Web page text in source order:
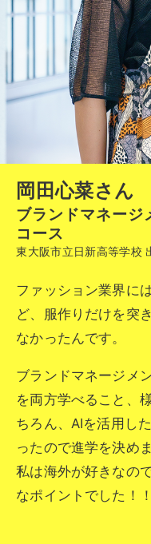
岡田心菜さん
ブランドマネージ
コース
東大阪市立日新高等学校
ファッション業界に
ど、服作りだけを突
なかったんです。
ブランドマネージメ
を両方学べること、
ちろん、AIを活用し
ったので進学を決めま
私は海外が好きなの
なポイントでした！！